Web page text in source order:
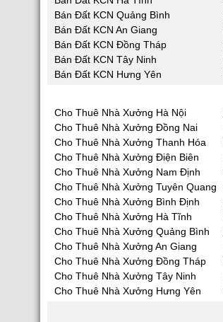
Bán Đất KCN Quảng Bình
Bán Đất KCN An Giang
Bán Đất KCN Đồng Tháp
Bán Đất KCN Tây Ninh
Bán Đất KCN Hưng Yên
Cho Thuê Nhà Xưởng Hà Nội
Cho Thuê Nhà Xưởng Đồng Nai
Cho Thuê Nhà Xưởng Thanh Hóa
Cho Thuê Nhà Xưởng Điện Biên
Cho Thuê Nhà Xưởng Nam Định
Cho Thuê Nhà Xưởng Tuyên Quang
Cho Thuê Nhà Xưởng Bình Định
Cho Thuê Nhà Xưởng Hà Tĩnh
Cho Thuê Nhà Xưởng Quảng Bình
Cho Thuê Nhà Xưởng An Giang
Cho Thuê Nhà Xưởng Đồng Tháp
Cho Thuê Nhà Xưởng Tây Ninh
Cho Thuê Nhà Xưởng Hưng Yên